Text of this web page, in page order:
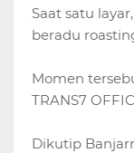
Saat satu
beradu
Momen
TRANS7
Dikutip